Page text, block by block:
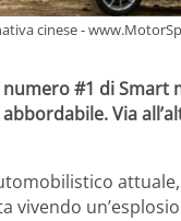
cinese -
#1 di Smart
Via
vivendo